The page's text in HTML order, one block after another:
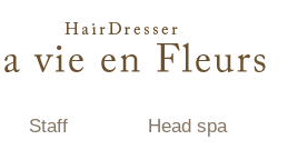
Staff Head spa